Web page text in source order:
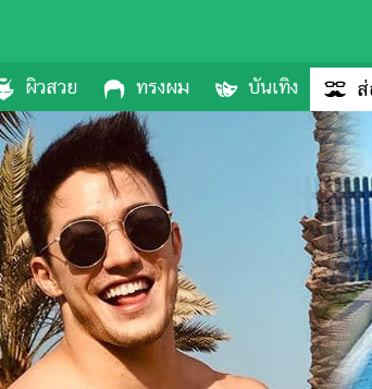
ผิวสวย ทรงผม บันเทิง